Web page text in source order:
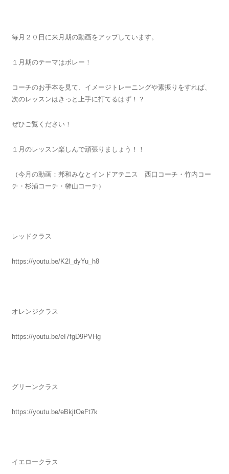
毎月２０日に来月期の動画をアップしています。
１月期のテーマはボレー！
コーチのお手本を見て、イメージトレーニングや素振りをすれば、
次のレッスンはきっと上手に打てるはず！？
ぜひご覧ください！
１月のレッスン楽しんで頑張りましょう！！
（今月の動画：邦和みなとインドアテニス 西口コーチ・竹内コー
チ・杉浦コーチ・榊山コーチ）
レッドクラス
https://youtu.be/K2l_dyYu_h8
オレンジクラス
https://youtu.be/eI7fgD9PVHg
グリーンクラス
https://youtu.be/eBkjtOeFt7k
イエロークラス